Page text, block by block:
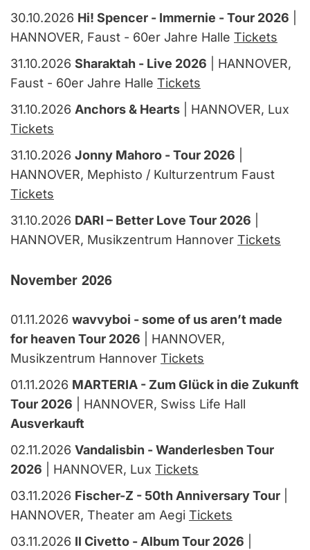
30.10.2026 Hi! Spencer - Immernie - Tour 2026
HANNOVER, Faust - 60er Jahre Halle Tickets
31.10.2026 Sharaktah - Live 2026 | HANNOVER,
Faust - 60er Jahre Halle Tickets
31.10.2026 Anchors & Hearts | HANNOVER, Lux
Tickets
31.10.2026 Jonny Mahoro - Tour 2026
HANNOVER, Mephisto / Kulturzentrum Faust
Tickets
31.10.2026 DARI – Better Love Tour 2026
HANNOVER, Musikzentrum Hannover Tickets
November 2026
01.11.2026 wavvyboi - some of us aren’t made
for heaven Tour 2026 | HANNOVER,
Musikzentrum Hannover Tickets
01.11.2026 MARTERIA - Zum Glück in die Zukunft
Tour 2026 | HANNOVER, Swiss Life Hall
Ausverkauft
02.11.2026 Vandalisbin - Wanderlesben Tour
2026 | HANNOVER, Lux Tickets
03.11.2026 Fischer-Z - 50th Anniversary Tour
HANNOVER, Theater am Aegi Tickets
03.11.2026 Il Civetto - Album Tour 2026